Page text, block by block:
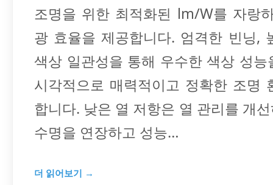
조명을 위한 최적화된 lm/W를 자랑
광 효율을 제공합니다. 엄격한 빈닝,
색상 일관성을 통해 우수한 색상 성능
시각적으로 매력적이고 정확한 조명
합니다. 낮은 열 저항은 열 관리를 개
수명을 연장하고 성능…
더 읽어보기 →